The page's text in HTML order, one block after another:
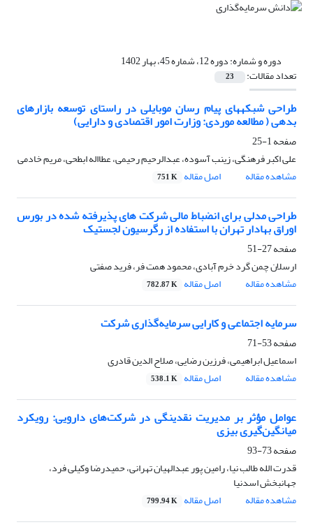
دوره و شماره:دوره 12، شماره 45، بهار 1402
تعداد مقالات: 23
طراحی شبکه‏های پیام رسان موبایلی در راستای توسعه بازارهای
بدهی ( مطالعه موردی: وزارت امور اقتصادی و دارایی)
صفحه1-25
علی اکبر فرهنگی، زینب آسوده، عبدالرحیم رحیمی، عطااله ابطحی، مریم خادمی
مشاهده مقاله
اصل مقاله 751 K
طراحی مدلی برای انضباط مالی شرکت های پذیرفته شده در بورس
اوراق بهادار تهران با استفاده از رگرسیون لجستیک
صفحه27-51
ارسلان چمن گرد خرم آبادی، محمود همت فر، فرید صفتی
مشاهده مقاله
اصل مقاله 782.87 K
سرمایه اجتماعی و کارایی سرمایه‌گذاری شرکت
صفحه53-71
اسماعیل ابراهیمی، فرزین رضایی، صلاح الدین قادری
مشاهده مقاله
اصل مقاله 538.1 K
عوامل مؤثر بر مدیریت نقدینگی در شرکت‌های دارویی: رویکرد
میانگین‌گیری بیزی
صفحه73-93
قدرت الله طالب نیا، رامین پور عبدالهیان تهرانی، حمیدرضا وکیلی فرد،
جهانبخش اسدنیا
مشاهده مقاله
اصل مقاله 799.94 K